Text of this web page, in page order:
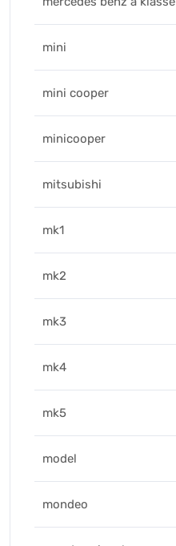
mini
mini cooper
minicooper
mitsubishi
mk1
mk2
mk3
mk4
mk5
model
mondeo